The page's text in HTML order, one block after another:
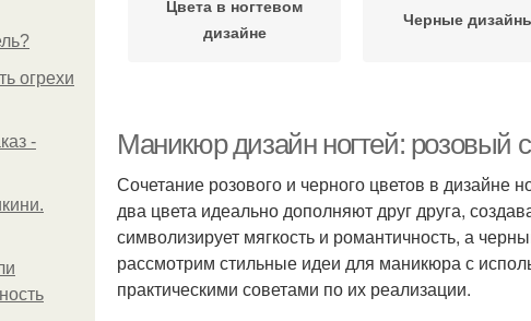
огрехи
-
Цвета в ногтевом
дизайне
Черные
Маникюр дизайн ногтей:
Сочетание розового и черного цветов в дизайне
два цвета идеально дополняют друг друга,
символизирует мягкость и романтичность, а
рассмотрим стильные идеи для маникюра с
практическими советами по их реализации.